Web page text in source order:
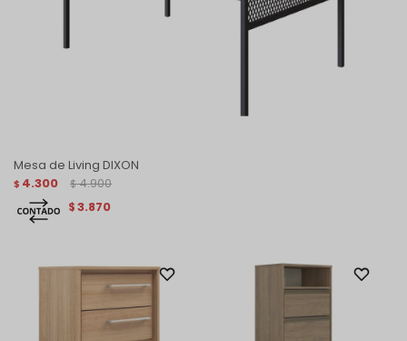
Mesa de Living DIXON
$ 4.300 $ 4.900
$3.870